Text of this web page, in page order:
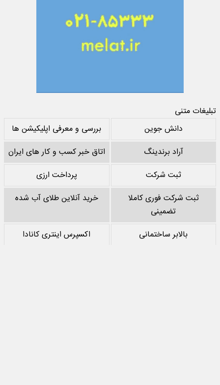
تبلیغات متنی
دانش جوین
بررسی و معرفی اپلیکیشن ها
آراد برندینگ
اتاق خبر کسب و کار های ایران
ثبت شرکت
پرداخت ارزی
ثبت شرکت فوری کاملا
تضمینی
خرید آنلاین طلای آب شده
بالابر ساختمانی
اکسپرس اینتری کانادا